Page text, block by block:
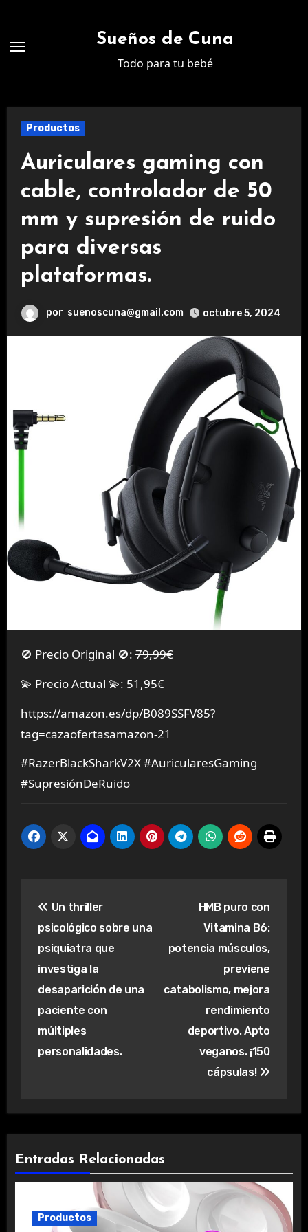
contenido
Sueños de Cuna
Todo para tu bebé
Productos
Auriculares gaming con
cable, controlador de 50
mm y supresión de ruido
para diversas
plataformas.
por suenoscuna@gmail.com octubre 5, 2024
🚫 Precio Original 🚫:79,99€
💫 Precio Actual 💫: 51,95€
https://amazon.es/dp/B089SSFV85?
tag=cazaofertasamazon-21
#RazerBlackSharkV2X #AuricularesGaming
#SupresiónDeRuido
de
entradas
Un thriller
psicológico sobre una
psiquiatra que
investiga la
desaparición de una
paciente con
múltiples
personalidades.
HMB puro con
Vitamina B6:
potencia músculos,
previene
catabolismo, mejora
rendimiento
deportivo. Apto
veganos. ¡150
cápsulas!
Entradas Relacionadas
Productos